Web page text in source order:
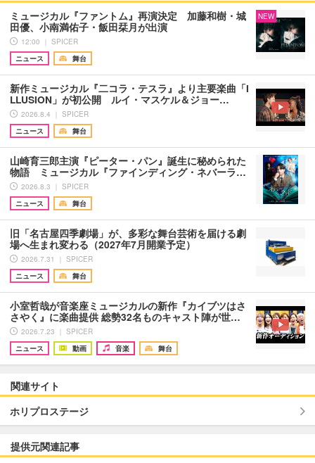
ミュージカル『ファントム』再演決定 加藤和樹・城
田優、小南満佑子・飯田栞月が出演
12:00 ｜ SPICER
ニュース
舞台
NEW
新作ミュージカル『二コラ・テスラ』より主要楽曲「I
LLUSION」が初公開 ルイ・マスケル＆ジョー…
2026.8.4 ｜ SPICER
ニュース
舞台
山崎育三郎主演『ピーター・パン』誕生に秘められた
物語 ミュージカル『ファインディング・ネバーラ…
2026.8.3 ｜ SPICER
ニュース
舞台
旧「名古屋四季劇場」が、多彩な舞台芸術を届ける劇
場へ生まれ変わる（2027年7月開業予定）
2026.7.31 ｜ SPICER
ニュース
舞台
小室哲哉が音楽座ミュージカルの新作『カイブツはさ
さやく』に楽曲提供 総勢32名ものキャスト陣が世…
2026.7.23 ｜ SPICER
ニュース
動画 音楽 舞台
関連サイト
ホリプロステージ
提供元関連記事